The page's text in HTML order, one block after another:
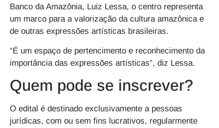
Banco da Amazônia, Luiz Lessa, o centro representa
um marco para a valorização da cultura amazônica e
de outras expressões artísticas brasileiras.
“É um espaço de pertencimento e reconhecimento da
importância das expressões artísticas”, diz Lessa.
Quem pode se inscrever?
O edital é destinado exclusivamente a pessoas
jurídicas, com ou sem fins lucrativos, regularmente